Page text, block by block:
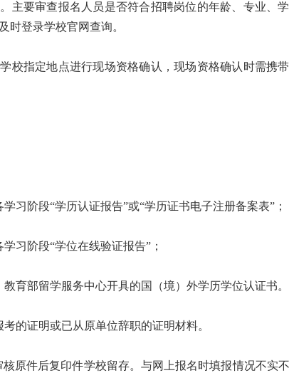
主要审查报名人员是否符合招聘岗位的年龄、专业、
时登录学校官网查询。
校指定地点进行现场资格确认，现场资格确认时需携
习阶段“学历认证报告”或“学历证书电子注册备案表”；
习阶段“学位在线验证报告”；
育部留学服务中心开具的国（境）外学历学位认证书。
的证明或已从原单位辞职的证明材料。
原件后复印件学校留存。与网上报名时填报情况不实